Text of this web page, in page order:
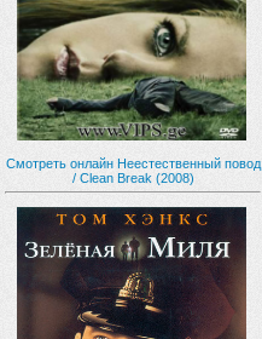
Смотреть онлайн Неестественный повод
/ Clean Break (2008)